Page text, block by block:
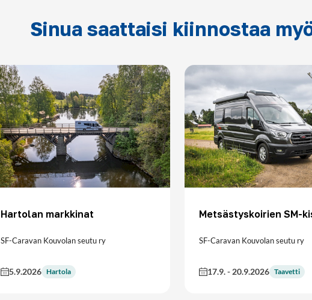
Sinua saattaisi kiinnostaa
Hartolan markkinat
SF-Caravan Kouvolan seutu ry
5.9.2026 Hartola
Metsästyskoirien SM-
SF-Caravan Kouvolan seutu ry
17.9.- 20.9.2026 Taavetti